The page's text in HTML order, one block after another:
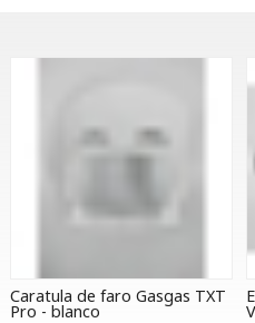
Caratula de faro Gasgas TXT
Pro - blanco